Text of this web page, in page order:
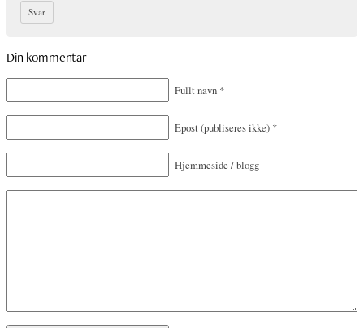
Svar
Din kommentar
Fullt navn *
Epost(publiseres ikke) *
Hjemmeside / blogg